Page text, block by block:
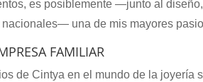
es posiblemente —junto al
una de mis mayores
FAMILIAR
de Cintya en el mundo de la joyería